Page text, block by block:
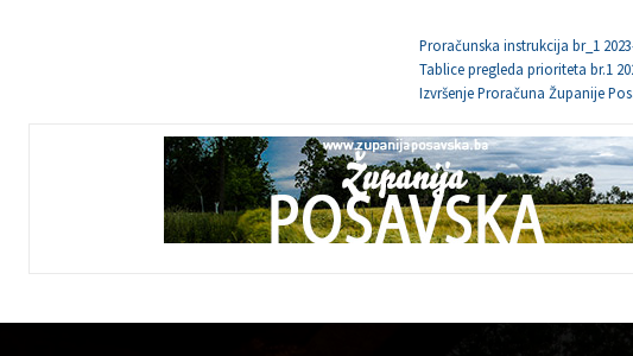
Proračunska instrukcija br_1
Tablice pregleda prioriteta br.1
Izvršenje Proračuna Županije